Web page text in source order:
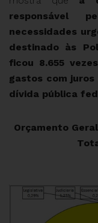
responsável
necessidades
destinado às
ficou 8.655
gastos com
dívida pública
Orçamento